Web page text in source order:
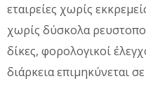
εταιρείες χωρίς
χωρίς δύσκολα
δίκες, φορολογικοί
διάρκεια επιμηκύνεται